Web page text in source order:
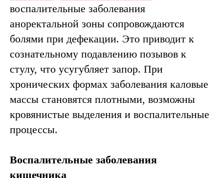
воспалительные заболевания
аноректальной зоны сопровождаются
болями при дефекации. Это приводит к
сознательному подавлению позывов к
стулу, что усугубляет запор. При
хронических формах заболевания каловые
массы становятся плотными, возможны
кровянистые выделения и воспалительные
процессы.
Воспалительные заболевания
кишечника